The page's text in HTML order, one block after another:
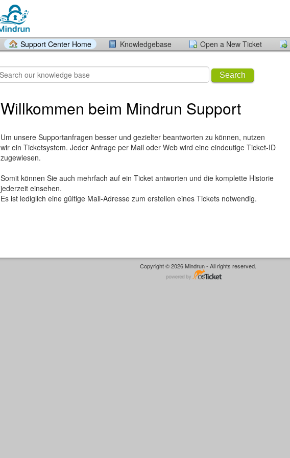
Support Center Home Knowledgebase Open a New Ticket
Search
Willkommen beim Mindrun Support
Um unsere Supportanfragen besser und gezielter beantworten zu können, nutzen
wir ein Ticketsystem. Jeder Anfrage per Mail oder Web wird eine eindeutige Ticket-ID
zugewiesen.
Somit können Sie auch mehrfach auf ein Ticket antworten und die komplette Historie
jederzeit einsehen.
Es ist lediglich eine gültige Mail-Adresse zum erstellen eines Tickets notwendig.
Copyright © 2026 Mindrun - All rights reserved.